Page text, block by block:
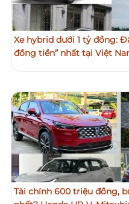
Xe hybrid dưới 1 tỷ đồng:
đồng tiền” nhất tại Việt
Tài chính 600 triệu đồng,